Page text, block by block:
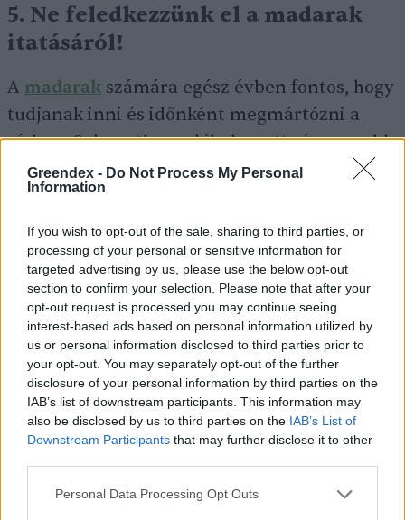
Greendex - Do Not Process My Personal
Information
If you wish to opt-out of the sale, sharing to third parties, or
processing of your personal or sensitive information for
targeted advertising by us, please use the below opt-out
section to confirm your selection. Please note that after your
opt-out request is processed you may continue seeing
interest-based ads based on personal information utilized by
us or personal information disclosed to third parties prior to
your opt-out. You may separately opt-out of the further
disclosure of your personal information by third parties on the
IAB’s list of downstream participants. This information may
also be disclosed by us to third parties on the IAB’s List of
Downstream Participants that may further disclose it to other
Personal Data Processing Opt Outs
5. Ne feledkezzünk el a madarak
itatásáról!
A madarak számára egész évben fontos, hogy
tudjanak inni és időnként megmártózni a
vízben. Sok esetben a kihelyezett víz nagyobb
vonzerőt jelent számukra, mint a
madáreleség! Az
is egyszerűbb, mivel lényegében semmilyen
anyagi ráfordítást nem igényel.
A madáritatóhoz nincs szükség másra, mint
egy leselejtezett kerámia vagy műanyag
cserépalátétre, amelyet feltöltünk langyos
vízzel. A jég eltávolításán és az itató
újratöltésén kívül más teendőnk nincs vele.
Az itatót olyan helyre tegyük, ahol a madarak
található cserjéken meg tudnak szárítkozni.